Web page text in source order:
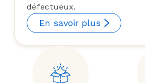
défectueux.
En savoir plus